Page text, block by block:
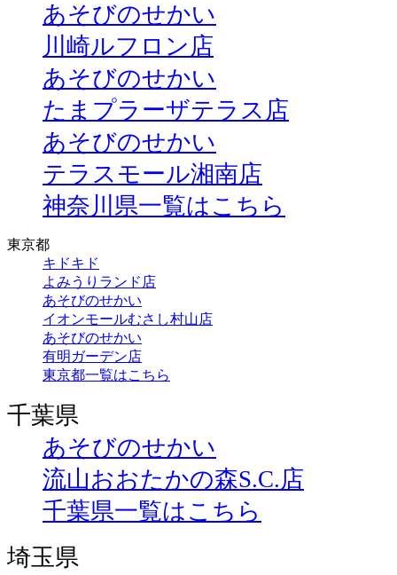
あそびのせかい
川崎ルフロン店
あそびのせかい
たまプラーザテラス店
あそびのせかい
テラスモール湘南店
神奈川県一覧はこちら
東京都
キドキド
よみうりランド店
あそびのせかい
イオンモールむさし村山店
あそびのせかい
有明ガーデン店
東京都一覧はこちら
千葉県
あそびのせかい
流山おおたかの森S.C.店
千葉県一覧はこちら
埼玉県